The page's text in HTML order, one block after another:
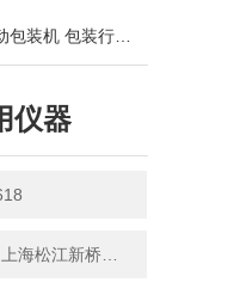
包装行业专用仪器
仪器